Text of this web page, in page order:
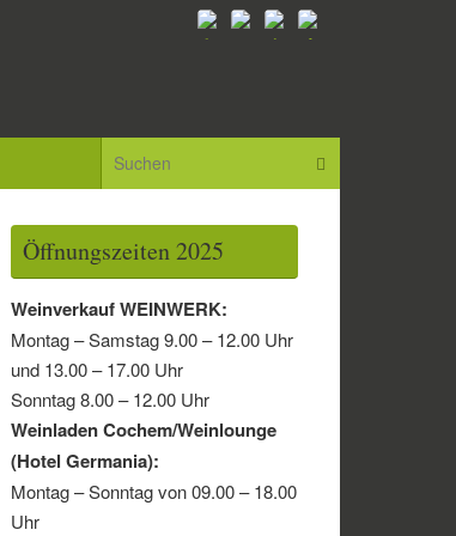
Suchen
Öffnungszeiten 2025
Weinverkauf WEINWERK:
Montag – Samstag 9.00 – 12.00 Uhr
und 13.00 – 17.00 Uhr
Sonntag 8.00 – 12.00 Uhr
Weinladen Cochem/Weinlounge
(Hotel Germania):
Montag – Sonntag von 09.00 – 18.00
Uhr